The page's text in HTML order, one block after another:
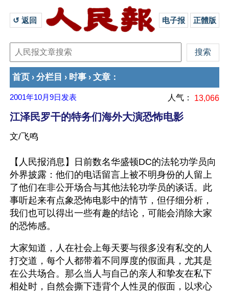
↺ 返回 电子报 正體版
首页 › 分栏目 › 时事 › 文章 ：
2001年10月9日 发表 人气： 13,066
江泽民罗干的特务们海外大演恐怖电影
文/飞鸣
【人民报消息】日前数名华盛顿DC的法轮功学员向
外界披露：他们的电话留言上被不明身份的人留上
了他们在非公开场合与其他法轮功学员的谈话。此
事听起来有点象恐怖电影中的情节，但仔细分析，
我们也可以得出一些有趣的结论，可能会消除大家
的恐怖感。
大家知道，人在社会上每天要与很多没有私交的人
打交道，每个人都带着不同厚度的假面具，尤其是
在公共场合。那么当人与自己的亲人和挚友在私下
相处时，自然会撕下违背个人性灵的假面，以求心